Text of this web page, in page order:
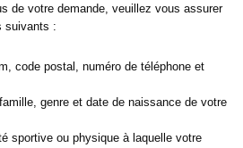
de votre demande, veuillez vous assurer
suivants :
code postal, numéro de téléphone et
genre et date de naissance de votre
sportive ou physique à laquelle votre